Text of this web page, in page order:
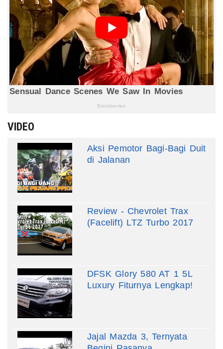
VIDEO
Aksi Pemotor Bagi-Bagi Duit
di Jalanan
Review - Chevrolet Trax
(Facelift) LTZ Turbo 2017
DFSK Glory 580 AT 1 5L
Luxury Fiturnya Lengkap!
Jajal Mazda 3, Ternyata